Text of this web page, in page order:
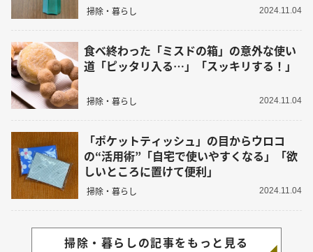
掃除・暮らし 2024.11.04
食べ終わった「ミスドの箱」の意外な使い
道「ピッタリ入る…」「スッキリする！」
掃除・暮らし 2024.11.04
「ポケットティッシュ」の目からウロコ
の“活用術”「自宅で使いやすくなる」「欲
しいところに置けて便利」
掃除・暮らし 2024.11.04
掃除・暮らしの記事をもっと見る